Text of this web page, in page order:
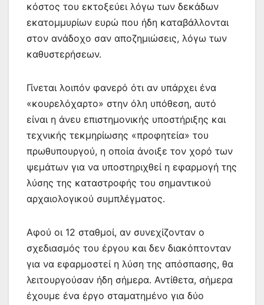
κόστος του εκτοξεύει λόγω των δεκάδων
εκατομμυρίων ευρώ που ήδη καταβάλλονται
στον ανάδοχο σαν αποζημιώσεις, λόγω των
καθυστερήσεων.
Γίνεται λοιπόν φανερό ότι αν υπάρχει ένα
«κουρελόχαρτο» στην όλη υπόθεση, αυτό
είναι η άνευ επιστημονικής υποστήριξης και
τεχνικής τεκμηρίωσης «προφητεία» του
πρωθυπουργού, η οποία άνοιξε τον χορό των
ψεμάτων για να υποστηριχθεί η εφαρμογή της
λύσης της καταστροφής του σημαντικού
αρχαιολογικού συμπλέγματος.
Αφού οι 12 σταθμοί, αν συνεχίζονταν ο
σχεδιασμός του έργου και δεν διακόπτονταν
για να εφαρμοστεί η λύση της απόσπασης, θα
λειτουργούσαν ήδη σήμερα. Αντίθετα, σήμερα
έχουμε ένα έργο σταματημένο για δύο